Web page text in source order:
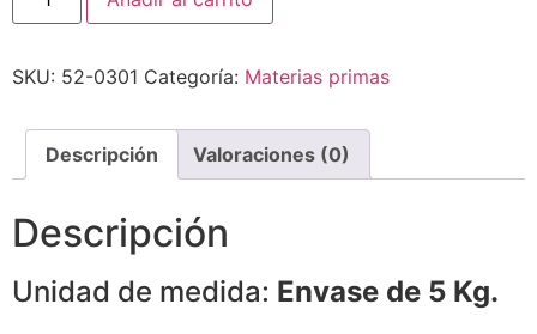
SKU: 52-0301 Categoría: Materias primas
Descripción Valoraciones (0)
Descripción
Unidad de medida: Envase de 5 Kg.